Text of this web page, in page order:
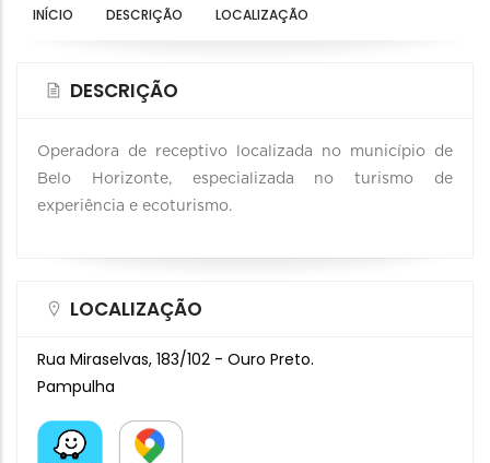
INÍCIO DESCRIÇÃO LOCALIZAÇÃO
DESCRIÇÃO
Operadora de receptivo localizada no município de
Belo Horizonte, especializada no turismo de
experiência e ecoturismo.
LOCALIZAÇÃO
Rua Miraselvas, 183/102 - Ouro Preto.
Pampulha